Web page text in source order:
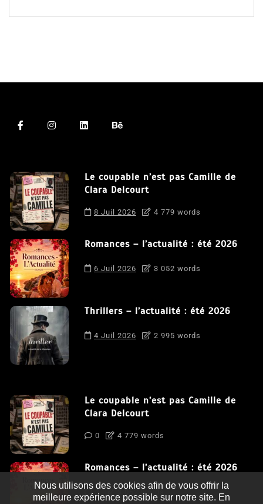
Le coupable n’est pas Camille de
Clara Delcourt
8 Juil 2026 4 779 words
Romances – l’actualité : été 2026
6 Juil 2026 3 052 words
Thrillers – l’actualité : été 2026
4 Juil 2026 2 995 words
Le coupable n’est pas Camille de
Clara Delcourt
0 4 779 words
Romances – l’actualité : été 2026
0 3 052 words
Nous utilisons des cookies afin de vous offrir la
meilleure expérience possible sur notre site. En